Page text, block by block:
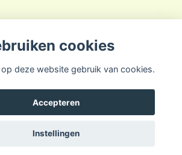
cookies
deze website gebruik van cookies.
Accepteren
Instellingen